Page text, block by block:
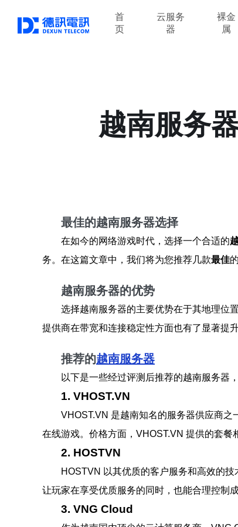
首
页
云服务
器
裸金
属
越南服务
最佳的越南服务器选择
在如今的网络游戏时代，选择一个合适的
务。在这篇文章中，我们将为您推荐几款最佳
越南服务器的优势
选择越南服务器的主要优势在于其地理位
提供商在带宽和连接稳定性方面也有了显著提
推荐的越南服务器
以下是一些经过评测后推荐的越南服务器
1. VHOST.VN
VHOST.VN 是越南知名的服务器供应商
在线游戏。价格方面，VHOST.VN 提供的套餐
2. HOSTVN
HOSTVN 以其优质的客户服务和高效的
让玩家在享受优质服务的同时，也能合理控制成
3. VNG Cloud